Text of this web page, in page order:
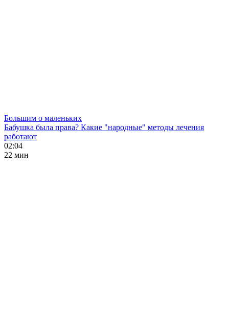
Большим о маленьких
Бабушка была права? Какие "народные" методы лечения
работают
02:04
22 мин